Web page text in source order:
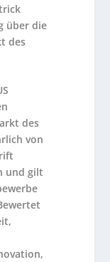
über die
des
des
von
und gilt